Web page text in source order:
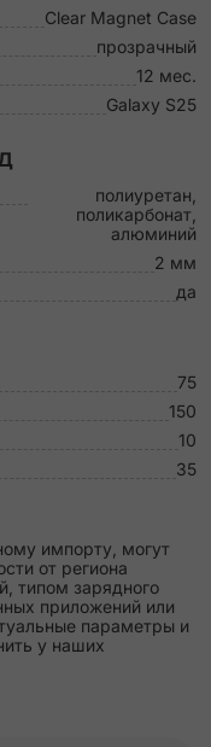
Clear Magnet Case
прозрачный
12 мес.
Galaxy S25
полиуретан,
поликарбонат,
алюминий
2 мм
да
75
150
10
35
импорту, могут
от региона
типом зарядного
приложений или
параметры и
у наших